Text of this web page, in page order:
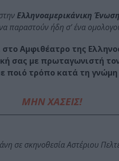
Ελληνοαμερικάνικη Ένωση
παραστούν ήδη σ’ ένα
Αμφιθέατρο της
σας με πρωταγωνιστή
ποιό τρόπο κατά τη
ΜΗΝ ΧΑΣΕΙΣ!
σε σκηνοθεσία Αστέριου